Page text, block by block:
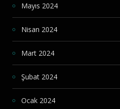
Mayıs 2024
Nisan 2024
Mart 2024
Şubat 2024
Ocak 2024